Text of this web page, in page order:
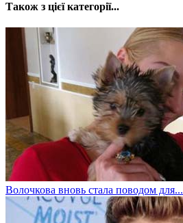
Також з цієї категорії...
Волочкова вновь стала поводом для...